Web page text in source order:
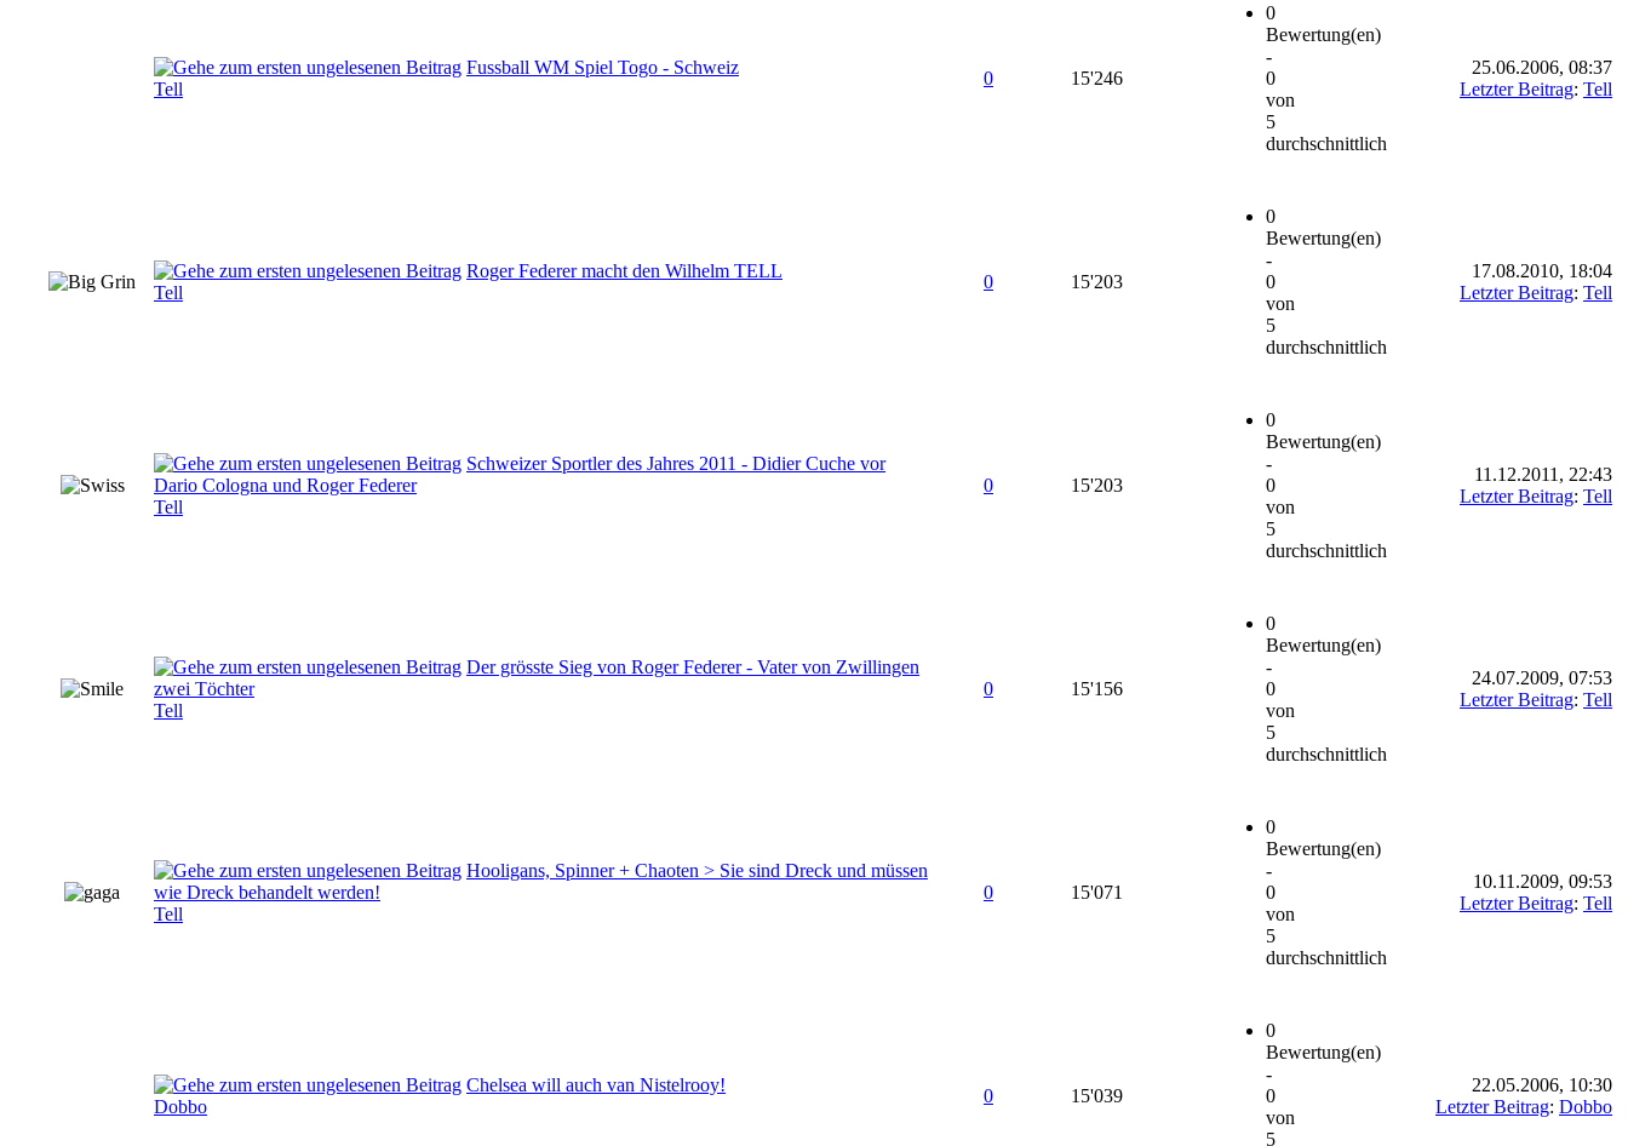
Fussball WM Spiel Togo - Schweiz
Tell
0 15'246
0
Bewertung(en)
-
0
von
5
durchschnittlich
25.06.2006, 08:37
Letzter Beitrag: Tell
Roger Federer macht den Wilhelm TELL
Tell
0 15'203
0
Bewertung(en)
-
0
von
5
durchschnittlich
17.08.2010, 18:04
Letzter Beitrag: Tell
Schweizer Sportler des Jahres 2011 - Didier Cuche vor
Dario Cologna und Roger Federer
Tell
0 15'203
0
Bewertung(en)
-
0
von
5
durchschnittlich
11.12.2011, 22:43
Letzter Beitrag: Tell
Der grösste Sieg von Roger Federer - Vater von Zwillingen
zwei Töchter
Tell
0 15'156
0
Bewertung(en)
-
0
von
5
durchschnittlich
24.07.2009, 07:53
Letzter Beitrag: Tell
Hooligans, Spinner + Chaoten > Sie sind Dreck und müssen
wie Dreck behandelt werden!
Tell
0 15'071
0
Bewertung(en)
-
0
von
5
durchschnittlich
10.11.2009, 09:53
Letzter Beitrag: Tell
Chelsea will auch van Nistelrooy!
Dobbo
0 15'039
0
Bewertung(en)
-
0
von
5
22.05.2006, 10:30
Letzter Beitrag: Dobbo